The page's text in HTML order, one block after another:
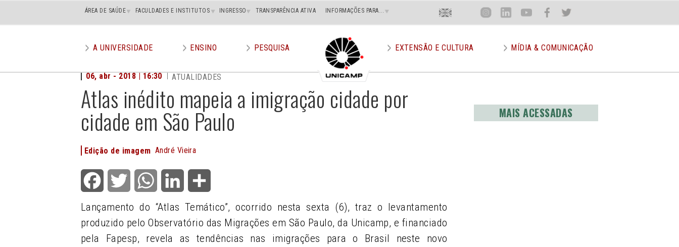
Main
superior
ÁREA DE SAÚDE FACULDADES E INSTITUTOS INGRESSO TRANSPARÊNCIA ATIVA INFORMAÇÕES PARA... Menu
Superior
Direito
En Inst Lin You Face Twit
menu
A UNIVERSIDADE ENSINO PESQUISA EXTENSÃO E CULTURA MÍDIA & COMUNICAÇÃO
Atlas inédito mapeia a imigração cidade por
cidade em São Paulo
06, abr - 2018 | 16:30 ATUALIDADES
Edição de imagem André Vieira
Facebook Twitter WhatsApp LinkedIn
Lançamento do “Atlas Temático”, ocorrido nesta sexta (6), traz o levantamento
produzido pelo Observatório das Migrações em São Paulo, da Unicamp, e financiado
pela Fapesp, revela as tendências nas imigrações para o Brasil neste novo
MAIS ACESSADAS